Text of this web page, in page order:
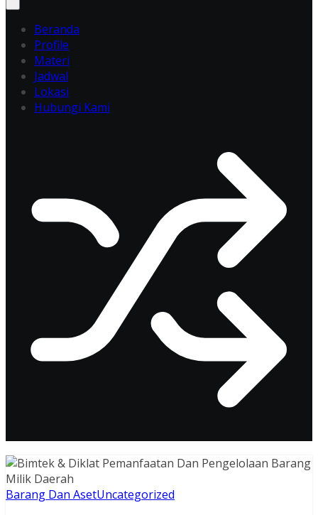
Beranda
Profile
Materi
Jadwal
Lokasi
Hubungi Kami
Barang Dan AsetUncategorized